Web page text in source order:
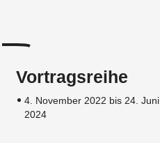
Vortragsreihe
4. November 2022 bis 24. Juni
2024